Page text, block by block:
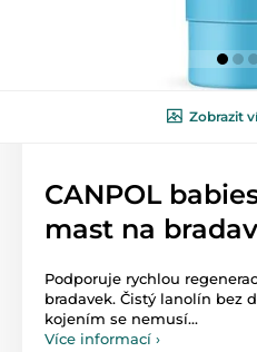
Zobrazit
CANPOL
mast na
Podporuje rychlou
bradavek. Čistý lanolín bez
kojením se nemusí...
Více informací ›